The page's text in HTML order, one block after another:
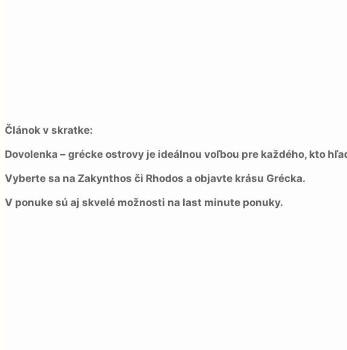
Článok v skratke:
Dovolenka – grécke ostrovy je ideálnou voľbou pre každého, kto
Vyberte sa na Zakynthos či Rhodos a objavte krásu Grécka.
V ponuke sú aj skvelé možnosti na last minute ponuky.